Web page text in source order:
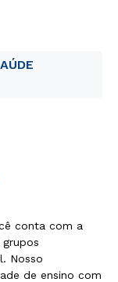
conta com a
Nosso
de ensino com